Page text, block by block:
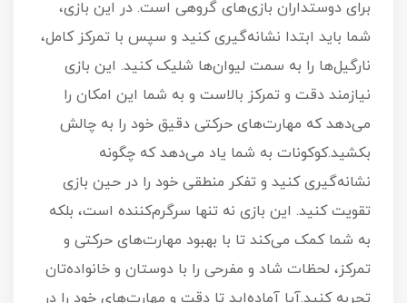
برای دوستداران بازی‌های گروهی است. در این بازی،
شما باید ابتدا نشانه‌گیری کنید و سپس با تمرکز کامل،
نارگیل‌ها را به سمت لیوان‌ها شلیک کنید. این بازی
نیازمند دقت و تمرکز بالاست و به شما این امکان را
می‌دهد که مهارت‌های حرکتی دقیق خود را به چالش
بکشید.کوکونات به شما یاد می‌دهد که چگونه
نشانه‌گیری کنید و تفکر منطقی خود را در حین بازی
تقویت کنید. این بازی نه تنها سرگرم‌کننده است، بلکه
به شما کمک می‌کند تا با بهبود مهارت‌های حرکتی و
تمرکز، لحظات شاد و مفرحی را با دوستان و خانواده‌تان
تجربه کنید.آیا آماده‌اید تا دقت و مهارت‌های خود را در